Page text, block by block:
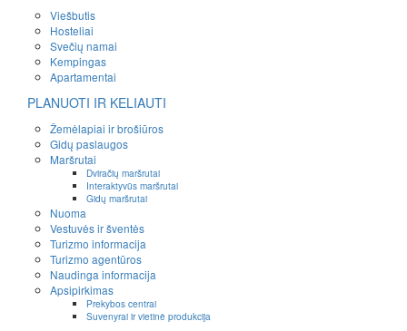
Viešbutis
Hosteliai
Svečių namai
Kempingas
Apartamentai
PLANUOTI IR KELIAUTI
Žemėlapiai ir brošiūros
Gidų paslaugos
Maršrutai
Dviračių maršrutai
Interaktyvūs maršrutai
Gidų maršrutai
Nuoma
Vestuvės ir šventės
Turizmo informacija
Turizmo agentūros
Naudinga informacija
Apsipirkimas
Prekybos centrai
Suvenyrai ir vietinė produkcija